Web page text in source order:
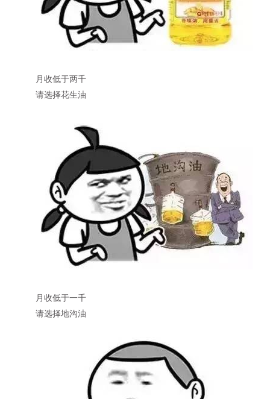
月收低于两千
请选择花生油
月收低于一千
请选择地沟油